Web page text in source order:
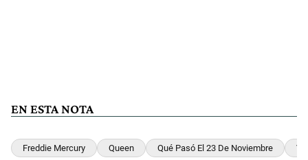
EN ESTA NOTA
Freddie Mercury Queen Qué Pasó El 23 De Noviembre